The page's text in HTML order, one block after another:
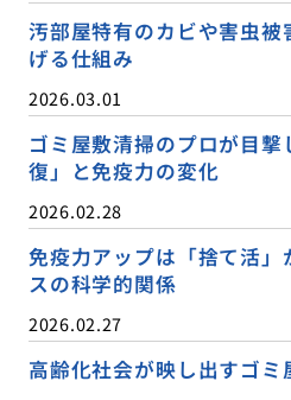
汚部屋特有のカビや害虫
げる仕組み
2026.03.01
ゴミ屋敷清掃のプロが目
復」と免疫力の変化
2026.02.28
免疫力アップは「捨て活
スの科学的関係
2026.02.27
高齢化社会が映し出すゴミ